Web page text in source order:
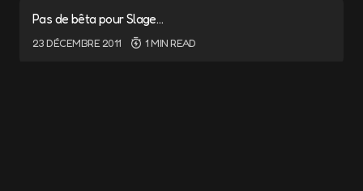
Pas de bêta pour Slage…
23 DÉCEMBRE 2011 1 MIN READ